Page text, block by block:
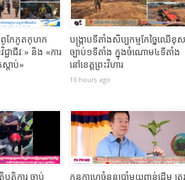
ពូកែភូតកុហក
ាជីវៈ» និង «ការ
តាប់»
បង្រ្កាបទីតាំងសិប្បកម្មកែច្នៃឈើខុស
ច្បាប់១ទីតាំង ក្នុងចំណោម៤ទីតាំង
នៅខេត្តព្រះវិហារ
10 hours ago
ត្តិការ ចាប់ កូនកាហ្វេចំនួនប្រាំមួយពាន់ដើម ត្រូ